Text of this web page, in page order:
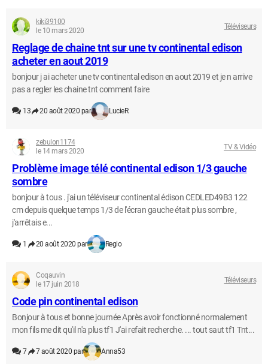
kiki39100
le 10 mars 2020
Téléviseurs
Reglage de chaine tnt sur une tv continental edison
acheter en aout 2019
bonjour j ai acheter une tv continental edison en aout 2019 et je n arrive
pas a regler les chaine tnt comment faire
13 20 août 2020 par LucieR
zebulon1174
le 14 mars 2020
TV & Vidéo
Problème image télé continental edison 1/3 gauche
sombre
bonjour à tous . j'ai un téléviseur continental édison CEDLED49B3 122
cm depuis quelque temps 1/3 de l'écran gauche était plus sombre ,
j'arrêtais e...
1 20 août 2020 par Regio
Coqauvin
le 17 juin 2018
Téléviseurs
Code pin continental edison
Bonjour à tous et bonne journée Après avoir fonctionné normalement
mon fils me dit qu'il n'a plus tf1 J'ai refait recherche. ... tout saut tf1 Tnt...
7 7 août 2020 par Anna53